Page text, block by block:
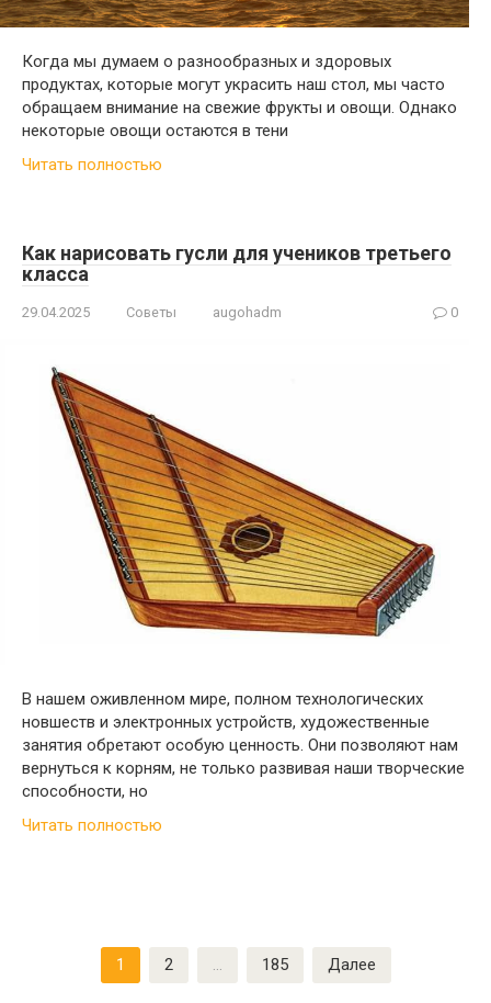
Когда мы думаем о разнообразных и здоровых
продуктах, которые могут украсить наш стол, мы часто
обращаем внимание на свежие фрукты и овощи. Однако
некоторые овощи остаются в тени
Читать полностью
Как нарисовать гусли для учеников третьего
класса
29.04.2025 Советы augohadm 0
В нашем оживленном мире, полном технологических
новшеств и электронных устройств, художественные
занятия обретают особую ценность. Они позволяют нам
вернуться к корням, не только развивая наши творческие
способности, но
Читать полностью
1 2 … 185 Далее